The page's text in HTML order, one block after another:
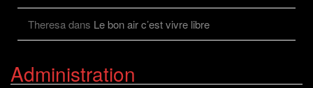
Theresadans Le bon air c’est vivre libre
Administration